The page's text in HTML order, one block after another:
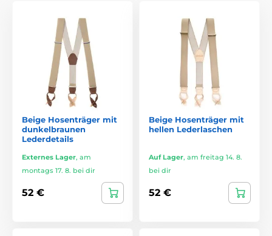
Beige Hosenträger mit
dunkelbraunen
Lederdetails
Externes Lager, am
montags 17. 8. bei dir
52 €
Beige Hosenträger mit
hellen Lederlaschen
Auf Lager, am freitag 14. 8.
bei dir
52 €